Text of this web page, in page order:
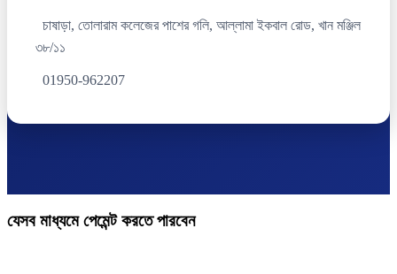
চাষাড়া, তোলারাম কলেজের পাশের গলি, আল্লামা ইকবাল রোড, খান মঞ্জিল
৩৮/১১
01950-962207
যেসব মাধ্যমে পেমেন্ট করতে পারবেন